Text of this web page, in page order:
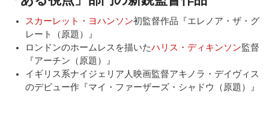
スカーレット・ヨハンソン初監督作品『エレノア・ザ・グ
レート（原題）』
ロンドンのホームレスを描いたハリス・ディキンソン監督
『アーチン（原題）』
イギリス系ナイジェリア人映画監督アキノラ・デイヴィス
のデビュー作『マイ・ファーザーズ・シャドウ（原題）』